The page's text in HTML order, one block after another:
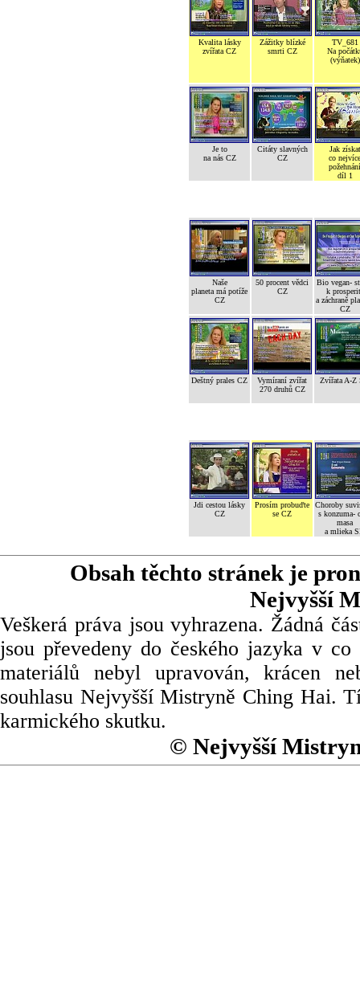
Kvalita lásky
zvířata CZ
Zážitky blízké
smrti CZ
TV_681
Na
(výňatek)
Je to
na nás CZ
Citáty slavných
CZ
Jak získat
co nejvíce
požehnání
díl 1
Naše
planeta má potíže
CZ
50 procent vědci
CZ
Bio vegan-
k
a záchraně
CZ
Deštný prales CZ
Vymíraní zvířat
270 druhů CZ
Zvířata A-Z
Jdi cestou lásky
CZ
Prosím probuďte
se CZ
Choroby
s konzuma-
masa
a mlieka
Obsah těchto stránek je
Nejvyšší
Veškerá práva jsou vyhrazena. Žádná
jsou převedeny do českého jazyka v
materiálů nebyl upravován, krácen
souhlasu Nejvyšší Mistryně Ching Hai.
karmického skutku.
© Nejvyšší